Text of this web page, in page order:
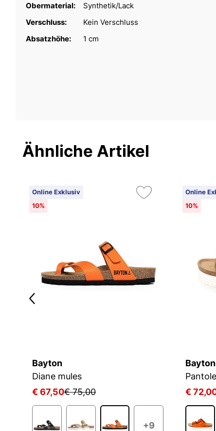
Obermaterial:
Synthetik/Lack
Verschluss:
Kein Verschluss
Absatzhöhe:
1 cm
Ähnliche Artikel
Online Exklusiv
10%
Bayton
Diane mules
€ 67,50€ 75,00
+9
Online
10%
Bayton
€